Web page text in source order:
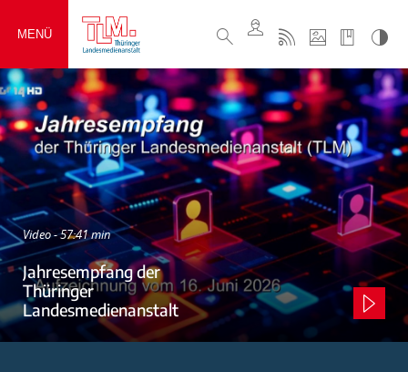
MENÜ
Video - 57:41 min
Jahresempfang der
Thüringer
Landesmedienanstalt